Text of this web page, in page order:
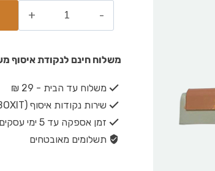
משלוח חינם לנקודת איסוף מעל ₪149 · משלוח חינם עד הבית
משלוח עד הבית - 29 ₪
שירות נקודות איסוף (BOXIT) - 19 ₪
זמן אספקה עד 5 ימי עסקים
תשלומים מאובטחים